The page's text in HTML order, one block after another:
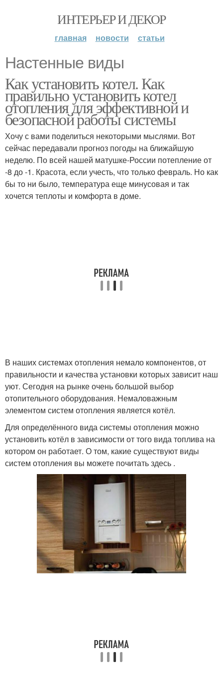
ИНТЕРЬЕР И ДЕКОР
главная новости статьи
Настенные виды
Как установить котел. Как
правильно установить котел
отопления для эффективной и
безопасной работы системы
Хочу с вами поделиться некоторыми мыслями. Вот
сейчас передавали прогноз погоды на ближайшую
неделю. По всей нашей матушке-России потепление от
-8 до -1. Красота, если учесть, что только февраль. Но как
бы то ни было, температура еще минусовая и так
хочется теплоты и комфорта в доме.
В наших системах отопления немало компонентов, от
правильности и качества установки которых зависит наш
уют. Сегодня на рынке очень большой выбор
отопительного оборудования. Немаловажным
элементом систем отопления является котёл.
Для определённого вида системы отопления можно
установить котёл в зависимости от того вида топлива на
котором он работает. О том, какие существуют виды
систем отопления вы можете почитать здесь .